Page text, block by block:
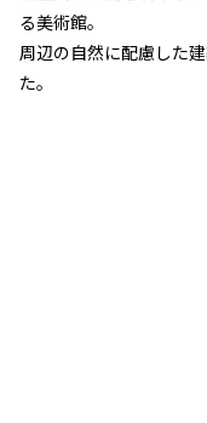
る美術館。
周辺の自然に配慮した
た。